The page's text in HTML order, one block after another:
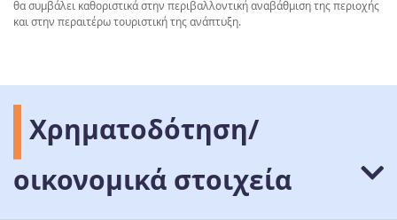
θα συμβάλει καθοριστικά στην περιβαλλοντική αναβάθμιση της περιοχής
και στην περαιτέρω τουριστική της ανάπτυξη.
Χρηματοδότηση/
οικονομικά στοιχεία